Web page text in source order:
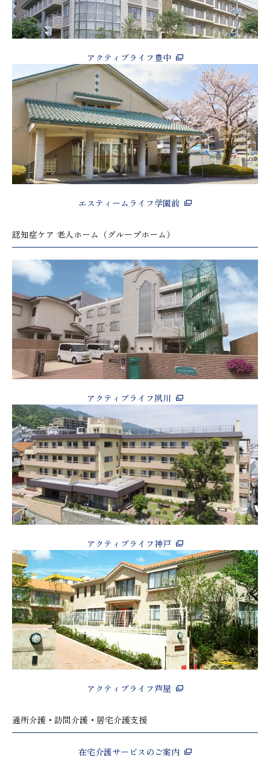
アクティブライフ豊中
エスティームライフ学園前
認知症ケア 老人ホーム（グループホーム）
アクティブライフ夙川
アクティブライフ神戸
アクティブライフ芦屋
通所介護・訪問介護・居宅介護支援
在宅介護サービスのご案内